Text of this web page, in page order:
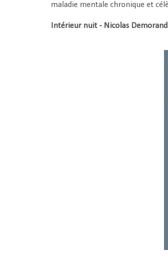
maladie mentale chronique et
Intérieur nuit - Nicolas